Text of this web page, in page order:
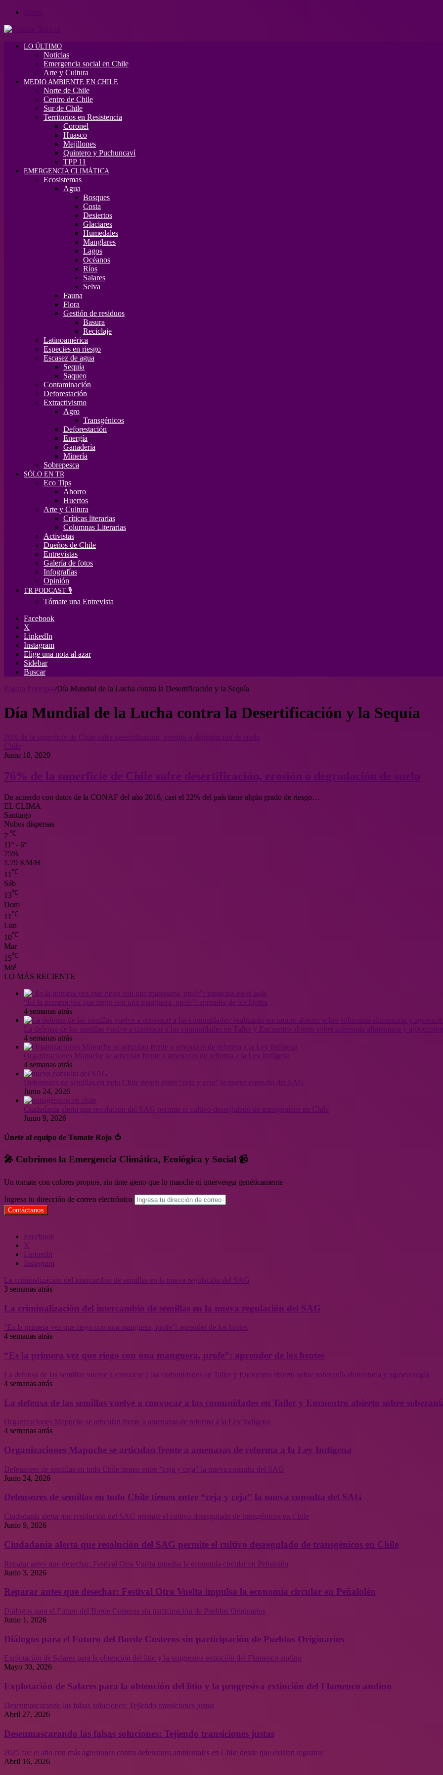
LO ÚLTIMO
Noticias
Emergencia social en Chile
Arte y Cultura
MEDIO AMBIENTE EN CHILE
Norte de Chile
Centro de Chile
Sur de Chile
Territorios en Resistencia
Coronel
Huasco
Mejillones
Quintero y Puchuncaví
TPP 11
EMERGENCIA CLIMÁTICA
Ecosistemas
Agua
Bosques
Costa
Desiertos
Glaciares
Humedales
Manglares
Lagos
Océanos
Ríos
Salares
Selva
Fauna
Flora
Gestión de residuos
Basura
Reciclaje
Latinoamérica
Especies en riesgo
Escasez de agua
Sequía
Saqueo
Contaminación
Deforestación
Extractivismo
Agro
Transgénicos
Deforestación
Energía
Ganadería
Minería
Sobrepesca
SÓLO EN TR
Eco Tips
Ahorro
Huertos
Arte y Cultura
Críticas literarias
Columnas Literarias
Activistas
Dueños de Chile
Entrevistas
Galería de fotos
Infografías
Opinión
TR PODCAST 🎙️
Tómate una Entrevista
Facebook
X
LinkedIn
Instagram
Elige una nota al azar
Sidebar
Buscar
Página Principal /Día Mundial de la Lucha contra la Desertificación y la Sequía
Día Mundial de la Lucha contra la Desertificación y la Sequía
76% de la superficie de Chile sufre desertificación, erosión o degradación de suelo
Chile
Junio 18, 2020
76% de la superficie de Chile sufre desertificación, erosión o degradación de suelo
De acuerdo con datos de la CONAF del año 2016, casi el 22% del país tiene algún grado de riesgo…
EL CLIMA
Santiago
Nubes dispersas
7 ℃
11º - 6º
75%
1.79 KM/H
11 ℃
Sáb
13℃
Dom
11 ℃
Lun
10℃
Mar
15℃
Mié
LO MÁS RECIENTE
“Es la primera vez que riego con una manguera, profe”: aprender de los brotes
4 semanas atrás
La defensa de las semillas vuelve a convocar a las comunidades en Taller y Encuentro abierto sobre soberanía alimentaria y
4 semanas atrás
Organizaciones Mapuche se articulan frente a amenazas de reforma a la Ley Indígena
4 semanas atrás
Defensores de semillas en todo Chile tienen entre “ceja y ceja” la nueva consulta del SAG
Junio 24, 2026
Ciudadanía alerta que resolución del SAG permite el cultivo desregulado de transgénicos en Chile
Junio 9, 2026
Únete al equipo de Tomate Rojo 🍅
🎤 Cubrimos la Emergencia Climática, Ecológica y Social 📹
Un tomate con colores propios, sin tinte ajeno que lo manche ni intervenga genéticamente
Ingresa tu dirección de correo electrónico
Facebook
X
LinkedIn
Instagram
La criminalización del intercambio de semillas en la nueva regulación del SAG
3 semanas atrás
La criminalización del intercambio de semillas en la nueva regulación del SAG
“Es la primera vez que riego con una manguera, profe”: aprender de los brotes
4 semanas atrás
“Es la primera vez que riego con una manguera, profe”: aprender de los brotes
La defensa de las semillas vuelve a convocar a las comunidades en Taller y Encuentro abierto sobre soberanía alimentaria y agroecología
4 semanas atrás
La defensa de las semillas vuelve a convocar a las comunidades en Taller y Encuentro abierto sobre
Organizaciones Mapuche se articulan frente a amenazas de reforma a la Ley Indígena
4 semanas atrás
Organizaciones Mapuche se articulan frente a amenazas de reforma a la Ley Indígena
Defensores de semillas en todo Chile tienen entre “ceja y ceja” la nueva consulta del SAG
Junio 24, 2026
Defensores de semillas en todo Chile tienen entre “ceja y ceja” la nueva consulta del SAG
Ciudadanía alerta que resolución del SAG permite el cultivo desregulado de transgénicos en Chile
Junio 9, 2026
Ciudadanía alerta que resolución del SAG permite el cultivo desregulado de transgénicos en Chile
Reparar antes que desechar: Festival Otra Vuelta impulsa la economía circular en Peñalolén
Junio 3, 2026
Reparar antes que desechar: Festival Otra Vuelta impulsa la economía circular en Peñalolén
Diálogos para el Futuro del Borde Costeros sin participación de Pueblos Originarios
Junio 1, 2026
Diálogos para el Futuro del Borde Costeros sin participación de Pueblos Originarios
Explotación de Salares para la obtención del litio y la progresiva extinción del Flamenco andino
Mayo 30, 2026
Explotación de Salares para la obtención del litio y la progresiva extinción del Flamenco andino
Desenmascarando las falsas soluciones: Tejiendo transiciones justas
Abril 27, 2026
Desenmascarando las falsas soluciones: Tejiendo transiciones justas
2025 fue el año con más agresiones contra defensores ambientales en Chile desde que existen registros
Abril 16, 2026